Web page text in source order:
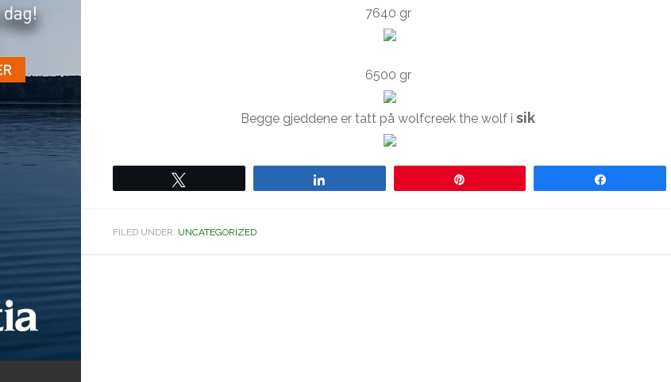
7640 gr
6500 gr
Begge gjeddene er tatt på wolfcreek the wolf i sik
FILED UNDER: UNCATEGORIZED